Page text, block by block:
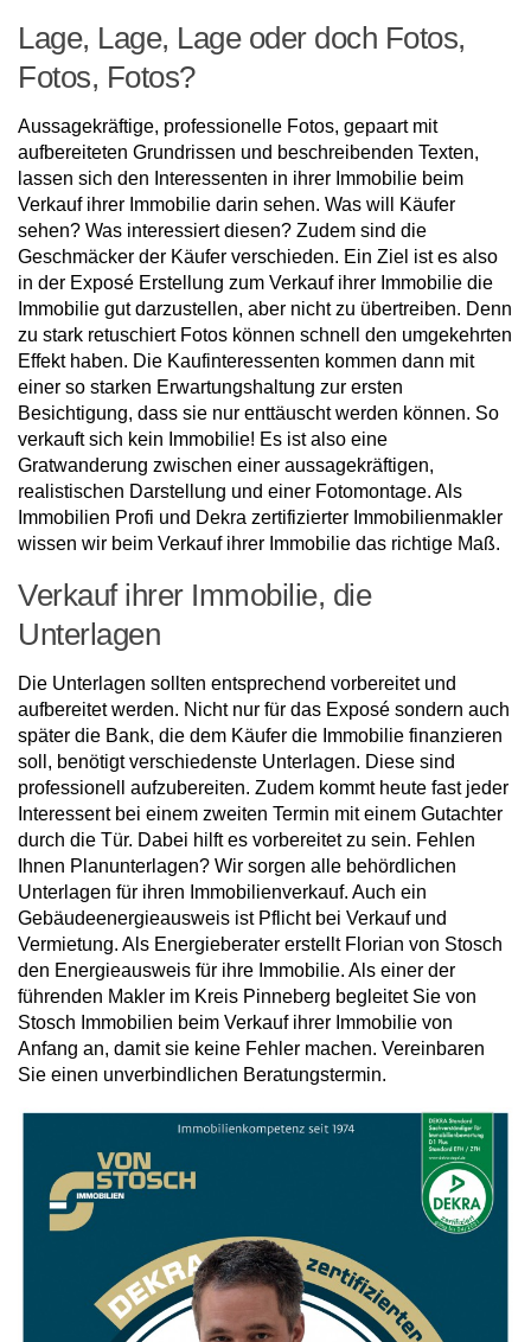
Lage, Lage, Lage oder doch Fotos,
Fotos, Fotos?
Aussagekräftige, professionelle Fotos, gepaart mit
aufbereiteten Grundrissen und beschreibenden Texten,
lassen sich den Interessenten in ihrer Immobilie beim
Verkauf ihrer Immobilie darin sehen. Was will Käufer
sehen? Was interessiert diesen? Zudem sind die
Geschmäcker der Käufer verschieden. Ein Ziel ist es also
in der Exposé Erstellung zum Verkauf ihrer Immobilie die
Immobilie gut darzustellen, aber nicht zu übertreiben. Denn
zu stark retuschiert Fotos können schnell den umgekehrten
Effekt haben. Die Kaufinteressenten kommen dann mit
einer so starken Erwartungshaltung zur ersten
Besichtigung, dass sie nur enttäuscht werden können. So
verkauft sich kein Immobilie! Es ist also eine
Gratwanderung zwischen einer aussagekräftigen,
realistischen Darstellung und einer Fotomontage. Als
Immobilien Profi und Dekra zertifizierter Immobilienmakler
wissen wir beim Verkauf ihrer Immobilie das richtige Maß.
Verkauf ihrer Immobilie, die
Unterlagen
Die Unterlagen sollten entsprechend vorbereitet und
aufbereitet werden. Nicht nur für das Exposé sondern auch
später die Bank, die dem Käufer die Immobilie finanzieren
soll, benötigt verschiedenste Unterlagen. Diese sind
professionell aufzubereiten. Zudem kommt heute fast jeder
Interessent bei einem zweiten Termin mit einem Gutachter
durch die Tür. Dabei hilft es vorbereitet zu sein. Fehlen
Ihnen Planunterlagen? Wir sorgen alle behördlichen
Unterlagen für ihren Immobilienverkauf. Auch ein
Gebäudeenergieausweis ist Pflicht bei Verkauf und
Vermietung. Als Energieberater erstellt Florian von Stosch
den Energieausweis für ihre Immobilie. Als einer der
führenden Makler im Kreis Pinneberg begleitet Sie von
Stosch Immobilien beim Verkauf ihrer Immobilie von
Anfang an, damit sie keine Fehler machen. Vereinbaren
Sie einen unverbindlichen Beratungstermin.